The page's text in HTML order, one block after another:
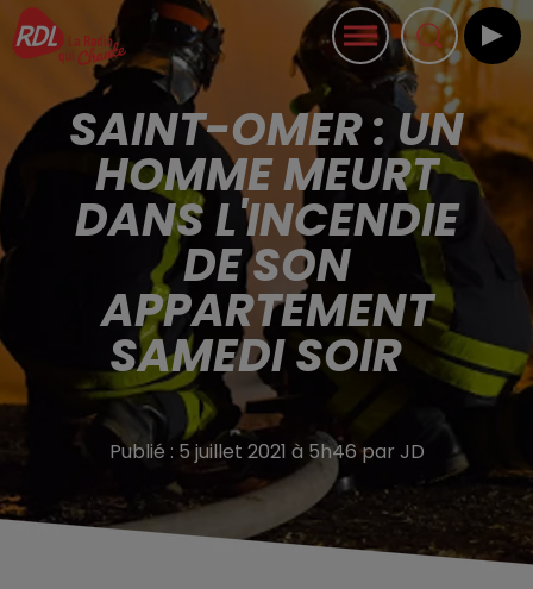
SAINT-OMER : UN
HOMME MEURT
DANS L'INCENDIE
DE SON
APPARTEMENT
SAMEDI SOIR
Publié : 5 juillet 2021 à 5h46 par JD